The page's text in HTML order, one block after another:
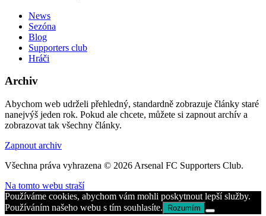
News
Sezóna
Blog
Supporters club
Hráči
Archiv
Abychom web udrželi přehledný, standardně zobrazuje články staré
nanejvýš jeden rok. Pokud ale chcete, můžete si zapnout archív a
zobrazovat tak všechny články.
Zapnout archiv
Všechna práva vyhrazena © 2026 Arsenal FC Supporters Club.
Na tomto webu straší
Používáme cookies, abychom vám mohli poskytnout lepší služby.
Používáním našeho webu s tím souhlasíte.
Rozumím